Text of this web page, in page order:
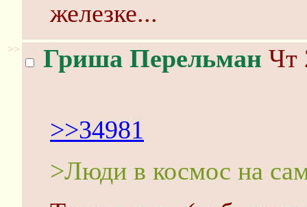
железке...
>> Гриша Перельман Чт
>>34981
>Люди в космос на